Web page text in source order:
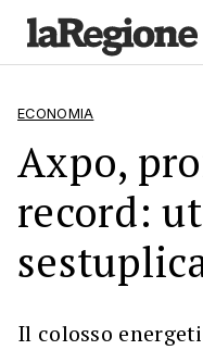
ECONOMIA
Axpo,
record:
Il colosso